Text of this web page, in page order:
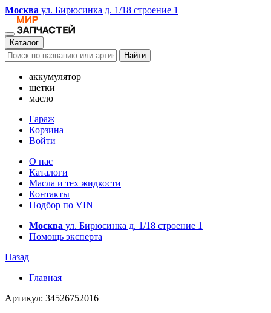
Москва ул. Бирюсинка д. 1/18 строение 1
Каталог
Найти
аккумулятор
щетки
масло
Гараж
Корзина
Войти
О нас
Каталоги
Масла и тех жидкости
Контакты
Подбор по VIN
Москва ул. Бирюсинка д. 1/18 строение 1
Помощь эксперта
Назад
Главная
Артикул: 34526752016